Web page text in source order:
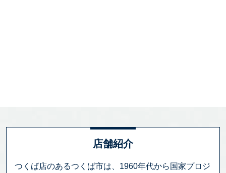
店舗紹介
つくば店のあるつくば市は、1960年代から国家プロジ